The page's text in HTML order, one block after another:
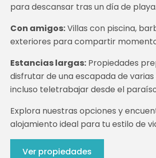
para descansar tras un día de playa.
Con amigos:Villas con piscina,
exteriores para compartir
Estancias largas: Propiedades
disfrutar de una escapada de varias
incluso teletrabajar desde el
Explora nuestras opciones y
alojamiento ideal para tu estilo de
Ver propiedades